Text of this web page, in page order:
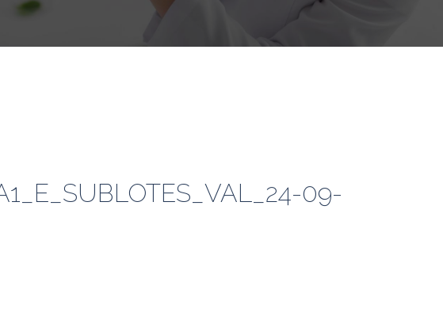
09-